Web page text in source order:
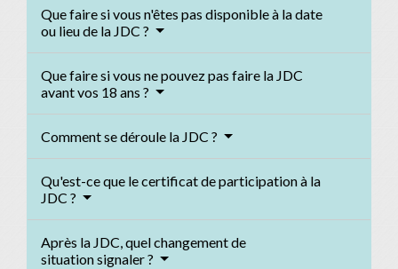
Que faire si vous n'êtes pas disponible à la date
ou lieu de la JDC ?
Que faire si vous ne pouvez pas faire la JDC
avant vos 18 ans ?
Comment se déroule la JDC ?
Qu'est-ce que le certificat de participation à la
JDC ?
Après la JDC, quel changement de
situation signaler ?